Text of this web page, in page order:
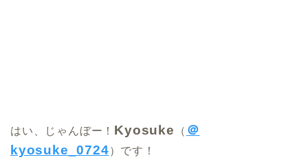
はい、じゃんぼー！ Kyosuke （ ＠
kyosuke_0724）です！